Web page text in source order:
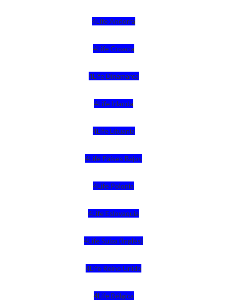
4Life Andorra
4Life Croacia
4Life Dinamarca
4Life Irlanda
4Life Lituania
4Life Paises Bajos
4Life Polonia
4Life Eslovaquia
4Life Suiza (Inglés)
4Life Reino Unido
4Life Bélgica